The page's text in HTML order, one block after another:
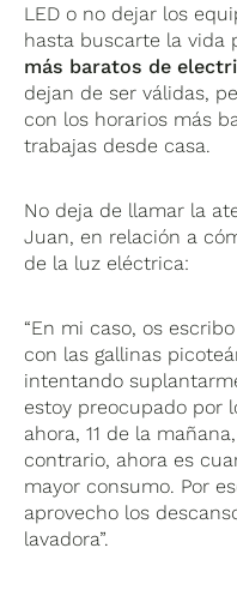
LED o no dejar los
hasta buscarte la vida
más baratos de
dejan de ser válidas,
con los horarios más
trabajas desde casa.
No deja de llamar la
Juan, en relación a
de la luz eléctrica:
“En mi caso, os
con las gallinas
intentando
estoy preocupado por
ahora, 11 de la
contrario, ahora es
mayor consumo. Por
aprovecho los
lavadora”.